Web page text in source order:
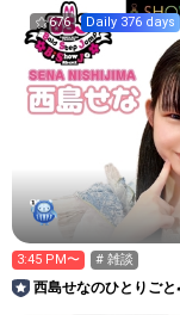
676 Daily 376 days
3:45 PM〜 # 雑談
西島せなのひとりごと